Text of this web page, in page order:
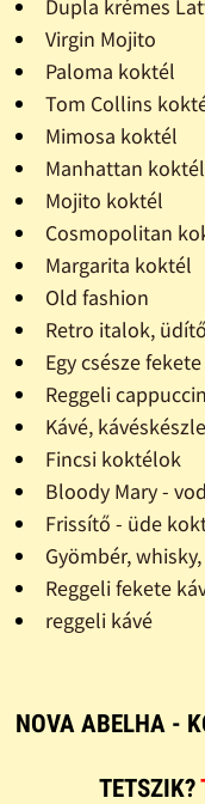
Dupla krémes
Virgin Mojito
Paloma koktél
Tom Collins
Mimosa koktél
Manhattan koktél
Mojito koktél
Cosmopolitan
Margarita koktél
Old fashion
Retro italok,
Egy csésze fekete
Reggeli
Kávé,
Fincsi koktélok
Bloody Mary -
Frissítő - üde
Gyömbér,
Reggeli fekete
reggeli kávé
NOVA ABELHA -
TETSZIK?